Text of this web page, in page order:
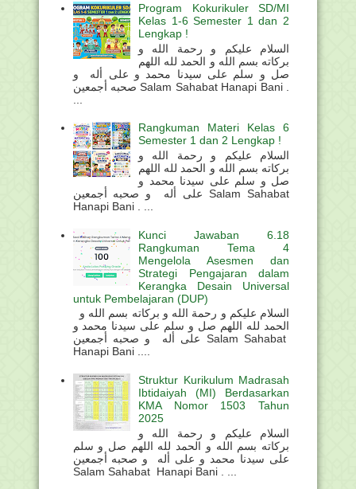
Program Kokurikuler SD/MI
Kelas 1-6 Semester 1 dan 2
Lengkap !
السلام عليكم و رحمة الله و
بركاته بسم الله و الحمد لله اللهم
صل و سلم على سيدنا محمد و على أله و
صحبه أجمعين Salam Sahabat Hanapi Bani .
Rangkuman Materi Kelas 6
Semester 1 dan 2 Lengkap !
السلام عليكم و رحمة الله و
بركاته بسم الله و الحمد لله اللهم
صل و سلم على سيدنا محمد و
على أله و صحبه أجمعين Salam Sahabat
Hanapi Bani . ...
Kunci Jawaban 6.18
Rangkuman Tema 4
Mengelola Asesmen dan
Strategi Pengajaran dalam
Kerangka Desain Universal
untuk Pembelajaran (DUP)
الحمد لله اللهم صل و سلم على سيدنا محمد و
على أله و صحبه أجمعين Salam Sahabat
Hanapi Bani ....
Struktur Kurikulum Madrasah
Ibtidaiyah (MI) Berdasarkan
KMA Nomor 1503 Tahun
2025
السلام عليكم و رحمة الله و
بركاته بسم الله و الحمد لله اللهم صل و سلم
على سيدنا محمد و على أله و صحبه أجمعين
Salam Sahabat Hanapi Bani . ...